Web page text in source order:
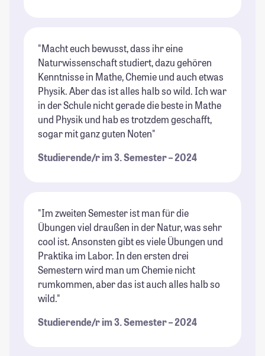
"Macht euch bewusst, dass ihr eine
Naturwissenschaft studiert, dazu gehören
Kenntnisse in Mathe, Chemie und auch etwas
Physik. Aber das ist alles halb so wild. Ich war
in der Schule nicht gerade die beste in Mathe
und Physik und hab es trotzdem geschafft,
sogar mit ganz guten Noten"
Studierende/r im 3. Semester – 2024
"Im zweiten Semester ist man für die
Übungen viel draußen in der Natur, was sehr
cool ist. Ansonsten gibt es viele Übungen und
Praktika im Labor. In den ersten drei
Semestern wird man um Chemie nicht
rumkommen, aber das ist auch alles halb so
wild."
Studierende/r im 3. Semester – 2024